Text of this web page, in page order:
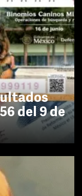
del 9 de